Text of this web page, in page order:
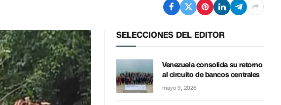
SELECCIONES DEL EDITOR
Venezuela consolida su retorno
al circuito de bancos centrales
mayo 9, 2026